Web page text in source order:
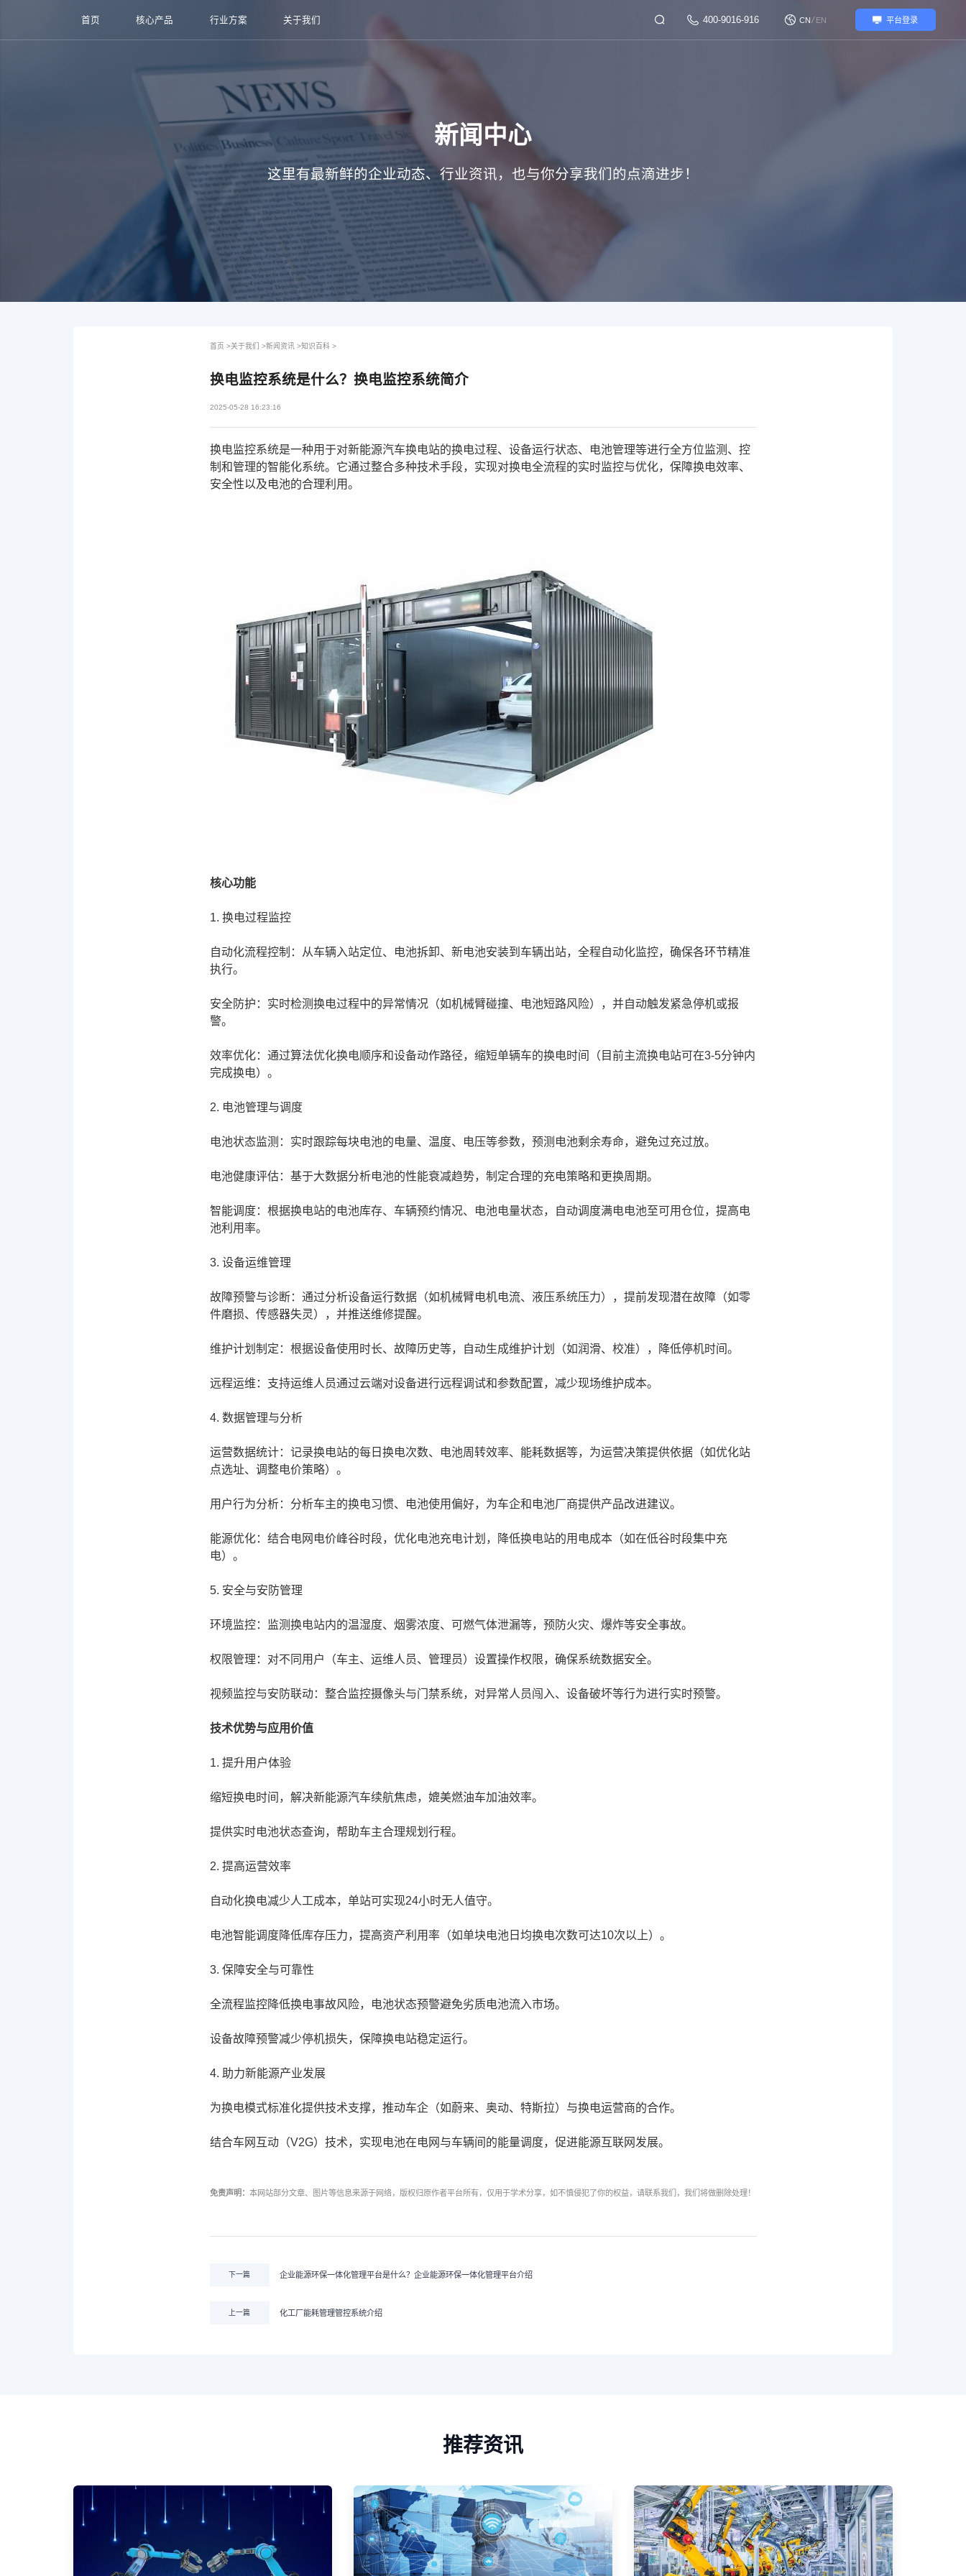
首页 核心产品 行业方案 关于我们 400-9016-916 CN /EN 平台登录
新闻中心
这里有最新鲜的企业动态、行业资讯，也与你分享我们的点滴进步！
首页 >关于我们 >新闻资讯 >知识百科>
换电监控系统是什么？换电监控系统简介
2025-05-28 16:23:16
换电监控系统是一种用于对新能源汽车换电站的换电过程、设备运行状态、电池管理等进行全方位监测、控
制和管理的智能化系统。它通过整合多种技术手段，实现对换电全流程的实时监控与优化，保障换电效率、
安全性以及电池的合理利用。
核心功能
1. 换电过程监控
自动化流程控制：从车辆入站定位、电池拆卸、新电池安装到车辆出站，全程自动化监控，确保各环节精准
执行。
安全防护：实时检测换电过程中的异常情况（如机械臂碰撞、电池短路风险），并自动触发紧急停机或报
警。
效率优化：通过算法优化换电顺序和设备动作路径，缩短单辆车的换电时间（目前主流换电站可在3-5分钟内
完成换电）。
2. 电池管理与调度
电池状态监测：实时跟踪每块电池的电量、温度、电压等参数，预测电池剩余寿命，避免过充过放。
电池健康评估：基于大数据分析电池的性能衰减趋势，制定合理的充电策略和更换周期。
智能调度：根据换电站的电池库存、车辆预约情况、电池电量状态，自动调度满电电池至可用仓位，提高电
池利用率。
3. 设备运维管理
故障预警与诊断：通过分析设备运行数据（如机械臂电机电流、液压系统压力），提前发现潜在故障（如零
件磨损、传感器失灵），并推送维修提醒。
维护计划制定：根据设备使用时长、故障历史等，自动生成维护计划（如润滑、校准），降低停机时间。
远程运维：支持运维人员通过云端对设备进行远程调试和参数配置，减少现场维护成本。
4. 数据管理与分析
运营数据统计：记录换电站的每日换电次数、电池周转效率、能耗数据等，为运营决策提供依据（如优化站
点选址、调整电价策略）。
用户行为分析：分析车主的换电习惯、电池使用偏好，为车企和电池厂商提供产品改进建议。
能源优化：结合电网电价峰谷时段，优化电池充电计划，降低换电站的用电成本（如在低谷时段集中充
电）。
5. 安全与安防管理
环境监控：监测换电站内的温湿度、烟雾浓度、可燃气体泄漏等，预防火灾、爆炸等安全事故。
权限管理：对不同用户（车主、运维人员、管理员）设置操作权限，确保系统数据安全。
视频监控与安防联动：整合监控摄像头与门禁系统，对异常人员闯入、设备破坏等行为进行实时预警。
技术优势与应用价值
1. 提升用户体验
缩短换电时间，解决新能源汽车续航焦虑，媲美燃油车加油效率。
提供实时电池状态查询，帮助车主合理规划行程。
2. 提高运营效率
自动化换电减少人工成本，单站可实现24小时无人值守。
电池智能调度降低库存压力，提高资产利用率（如单块电池日均换电次数可达10次以上）。
3. 保障安全与可靠性
全流程监控降低换电事故风险，电池状态预警避免劣质电池流入市场。
设备故障预警减少停机损失，保障换电站稳定运行。
4. 助力新能源产业发展
为换电模式标准化提供技术支撑，推动车企（如蔚来、奥动、特斯拉）与换电运营商的合作。
结合车网互动（V2G）技术，实现电池在电网与车辆间的能量调度，促进能源互联网发展。
免责声明： 本网站部分文章、图片等信息来源于网络，版权归原作者平台所有，仅用于学术分享，如不慎侵犯了你的权益，请联系我们，我们将做删除处理！
下一篇 企业能源环保一体化管理平台是什么？企业能源环保一体化管理平台介绍
上一篇 化工厂能耗管理管控系统介绍
推荐资讯